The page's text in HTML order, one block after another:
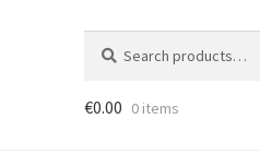
for:
€0.00 0 items